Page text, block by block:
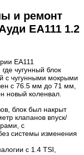
и ремонт
ЕА111 1.2
ЕА111
, где чугунный блок
с чугунными мокрыми
с 76.5 мм до 71 мм,
новый коленвал.
блок был накрыт
клапанов впуск/
с
системы изменения
с 1.4 TSI,